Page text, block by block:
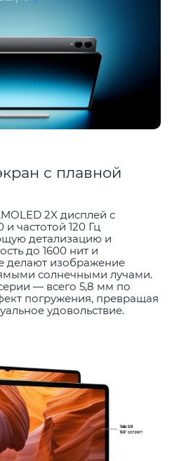
с плавной
2X дисплей с
частотой 120 Гц
детализацию и
до 1600 нит и
делают изображение
солнечными лучами.
— всего 5,8 мм по
погружения, превращая
удовольствие.